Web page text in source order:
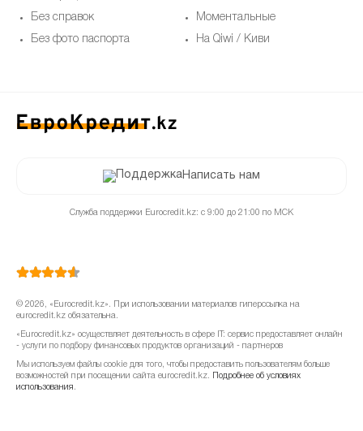
Без справок
Без фото паспорта
Моментальные
На Qiwi / Киви
Написать нам
Служба поддержки Eurocredit.kz: с 9:00 до 21:00 по МСК
© 2026, «Eurocredit.kz». При использовании материалов гиперссылка на
eurocredit.kz обязательна.
«Eurocredit.kz» осуществляет деятельность в сфере IT: сервис предоставляет онлайн
- услуги по подбору финансовых продуктов организаций - партнеров
Мы используем файлы cookie для того, чтобы предоставить пользователям больше
возможностей при посещении сайта eurocredit.kz.
Подробнее об условиях
использования